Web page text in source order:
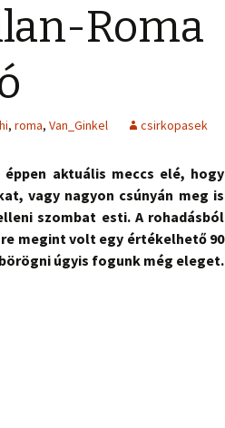
Roma
, roma, Van_Ginkel csirkopasek
aktuális meccs elé, hogy
vagy nagyon csúnyán meg is
szombat esti. A rohadásból
megint volt egy értékelhető 90
úgyis fogunk még eleget.